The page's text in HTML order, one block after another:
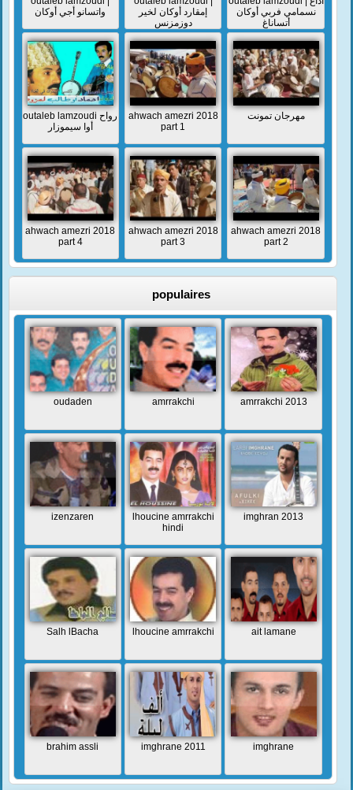
واتسانو أجي أوكان
إمقارد أوكان لخير
دوزمزنس
نسمامي فربي أوكان
أتساناغ
outaleb lamzoudi رواح
أوا سيموزار
ahwach amezri 2018
part 1
مهرجان تمونت
ahwach amezri 2018
part 4
ahwach amezri 2018
part 3
ahwach amezri 2018
part 2
populaires
oudaden amrrakchi amrrakchi 2013
izenzaren
lhoucine amrrakchi
hindi
imghran 2013
Salh lBacha lhoucine amrrakchi ait lamane
brahim assli imghrane 2011 imghrane